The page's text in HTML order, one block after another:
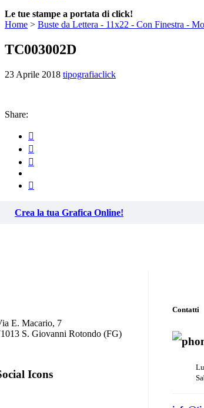
Le tue stampe a portata di click!
Home > Buste da Lettera - 11x22 - Con Finestra -
TC003002D
23 Aprile 2018 tipografiaclick
Share:
Crea la tua Grafica Online!
E. Macario, 7
S. Giovanni Rotondo (FG)
Icons
Contatti